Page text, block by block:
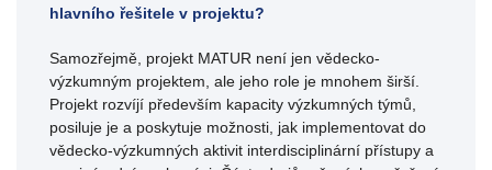
hlavního řešitele v projektu?
Samozřejmě, projekt MATUR není jen vědecko-
výzkumným projektem, ale jeho role je mnohem širší.
Projekt rozvíjí především kapacity výzkumných týmů,
posiluje je a poskytuje možnosti, jak implementovat do
vědecko-výzkumných aktivit interdisciplinární přístupy a